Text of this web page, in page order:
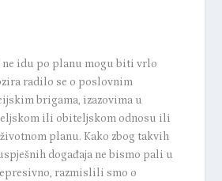
idu po planu mogu biti vrlo
radilo se o poslovnim
brigama, izazovima u
ili obiteljskom odnosu ili
planu. Kako zbog takvih
događaja ne bismo pali u
razmislili smo o